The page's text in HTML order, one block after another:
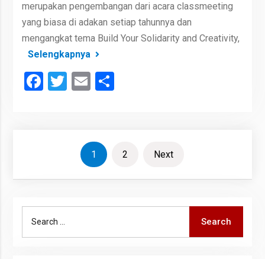
merupakan pengembangan dari acara classmeeting
yang biasa di adakan setiap tahunnya dan
mengangkat tema Build Your Solidarity and Creativity,
Selengkapnya
Facebook
Twitter
Email
1 2 Next
Search